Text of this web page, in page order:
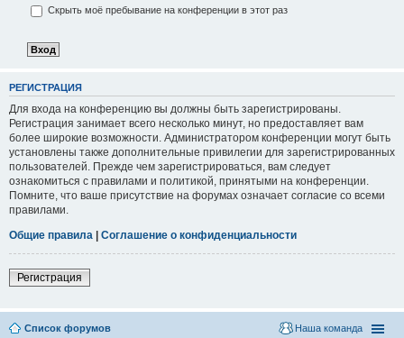
Скрыть моё пребывание на конференции в этот раз
РЕГИСТРАЦИЯ
Для входа на конференцию вы должны быть зарегистрированы.
Регистрация занимает всего несколько минут, но предоставляет вам
более широкие возможности. Администратором конференции могут быть
установлены также дополнительные привилегии для зарегистрированных
пользователей. Прежде чем зарегистрироваться, вам следует
ознакомиться с правилами и политикой, принятыми на конференции.
Помните, что ваше присутствие на форумах означает согласие со всеми
правилами.
Общие правила | Соглашение о конфиденциальности
Регистрация
Список форумов Наша команда